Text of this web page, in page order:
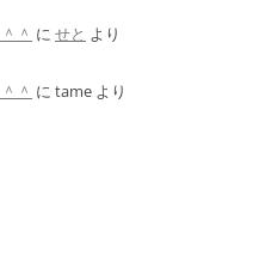
＾ に せと より
＾ に tame より